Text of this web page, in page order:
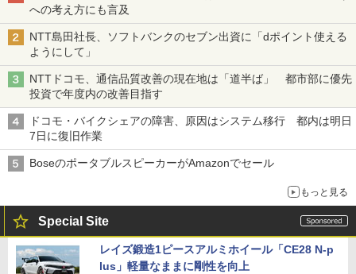
への考え方にも言及
NTT島田社長、ソフトバンクのセブン出資に「dポイント使える
ようにして」
NTTドコモ、通信品質改善の現在地は「道半ば」 都市部に優先
投資で年度内の改善目指す
ドコモ・バイクシェアの障害、原因はシステム移行 都内は明日
7日に復旧作業
BoseのポータブルスピーカーがAmazonでセール
もっと見る
Special Site
レイズ鍛造1ピースアルミホイール「CE28 N-p
lus」軽量なままに剛性を向上